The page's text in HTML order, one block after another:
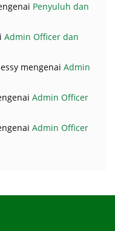
Penyuluh dan
Admin Officer dan
mengenai Admin
Admin Officer
Admin Officer